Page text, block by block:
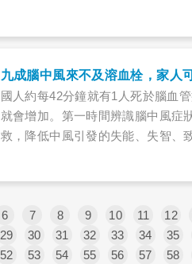
九成腦中風來不及溶血栓，家人
國人約每42分鐘就有1人死於腦血
就會增加。第一時間辨識腦中風症
救，降低中風引發的失能、失智、
6 7 8 9 10 11 12
29 30 31 32 33 34 35
52 53 54 55 56 57 58